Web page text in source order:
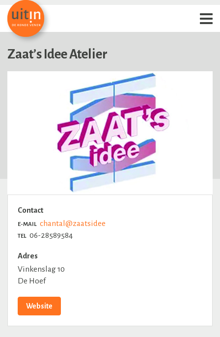
Zaat’s Idee Atelier
Contact
E-MAIL chantal@zaatsidee
TEL 06-28589584
Adres
Vinkenslag 10
De Hoef
Website